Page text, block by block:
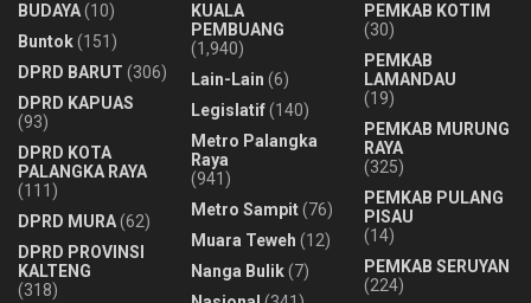
BUDAYA(10)
Buntok(151)
DPRD BARUT (306)
DPRD KAPUAS
(93)
DPRD KOTA
PALANGKA RAYA
(111)
DPRD MURA(62)
DPRD PROVINSI
KALTENG
(318)
KUALA
PEMBUANG
(1,940)
Lain-Lain (6)
Legislatif(140)
Metro Palangka
Raya
(941)
Metro Sampit(76)
Muara Teweh (12)
Nanga Bulik(7)
PEMKAB KOTIM
(30)
PEMKAB
LAMANDAU
(19)
PEMKAB MURUNG
RAYA
(325)
PEMKAB PULANG
PISAU
(14)
PEMKAB SERUYAN
(224)